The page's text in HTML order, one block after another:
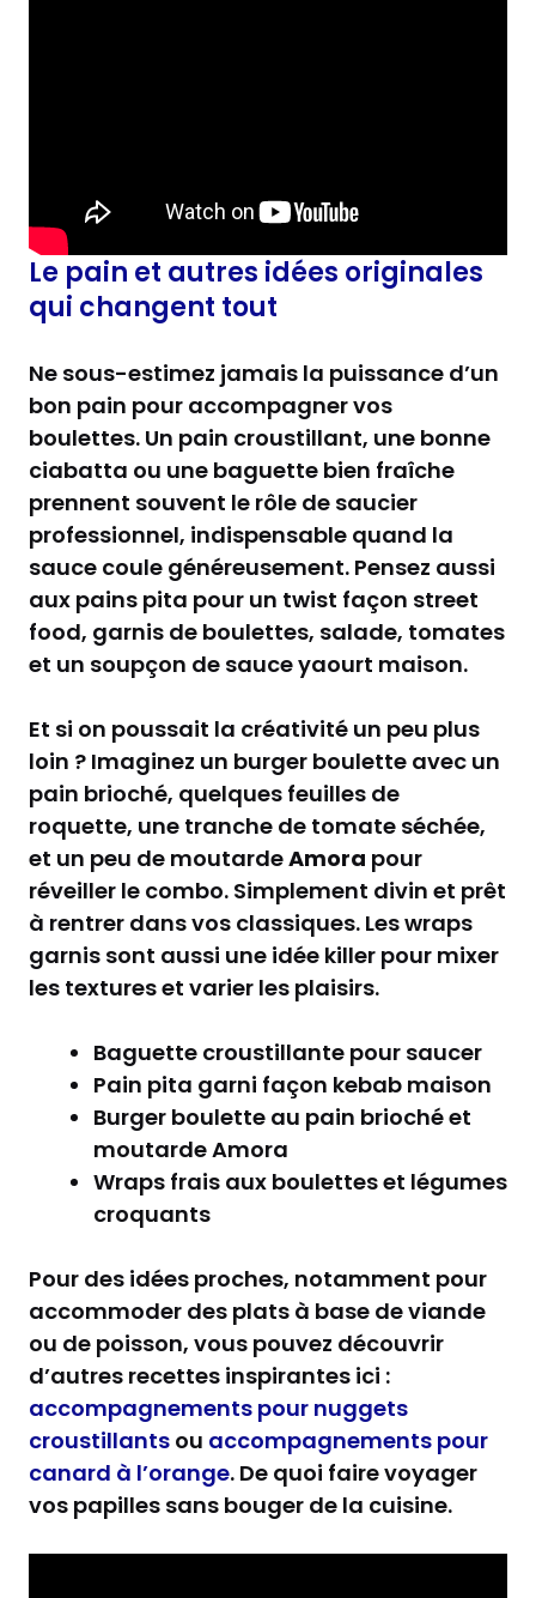
Le pain et autres idées originales
qui changent tout
Ne sous-estimez jamais la puissance d’un
bon pain pour accompagner vos
boulettes. Un pain croustillant, une bonne
ciabatta ou une baguette bien fraîche
prennent souvent le rôle de saucier
professionnel, indispensable quand la
sauce coule généreusement. Pensez aussi
aux pains pita pour un twist façon street
food, garnis de boulettes, salade, tomates
et un soupçon de sauce yaourt maison.
Et si on poussait la créativité un peu plus
loin ? Imaginez un burger boulette avec un
pain brioché, quelques feuilles de
roquette, une tranche de tomate séchée,
et un peu de moutardeAmora pour
réveiller le combo. Simplement divin et prêt
à rentrer dans vos classiques. Les wraps
garnis sont aussi une idée killer pour mixer
les textures et varier les plaisirs.
Baguette croustillante pour saucer
Pain pita garni façon kebab maison
Burger boulette au pain brioché et
moutarde Amora
Wraps frais aux boulettes et légumes
croquants
Pour des idées proches, notamment pour
accommoder des plats à base de viande
ou de poisson, vous pouvez découvrir
d’autres recettes inspirantes ici :
accompagnements pour nuggets
croustillants ou accompagnements pour
canard à l’orange. De quoi faire voyager
vos papilles sans bouger de la cuisine.